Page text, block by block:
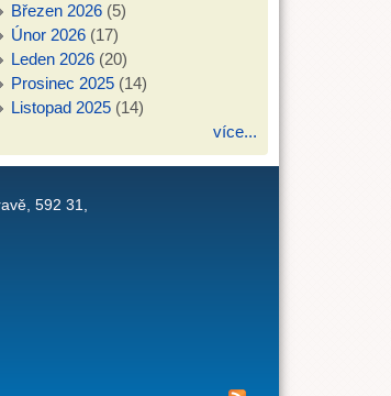
Březen 2026 (5)
Únor 2026 (17)
Leden 2026 (20)
Prosinec 2025 (14)
Listopad 2025 (14)
více...
592 31,